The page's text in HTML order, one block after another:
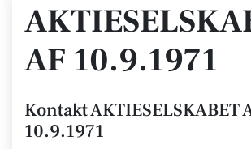
AF 10.9.1971
Kontakt AKTIESELSKABET
10.9.1971